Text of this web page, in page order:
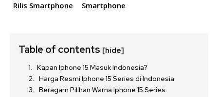
Rilis Smartphone
Smartphone
Table of contents [hide]
Kapan Iphone 15 Masuk Indonesia?
Harga Resmi Iphone 15 Series di Indonesia
Beragam Pilihan Warna Iphone 15 Series